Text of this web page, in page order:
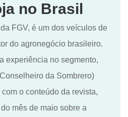
no Brasil
FGV, é um dos veículos de
do agronegócio brasileiro.
experiência no segmento,
da Sombrero)
o conteúdo da revista,
mês de maio sobre a